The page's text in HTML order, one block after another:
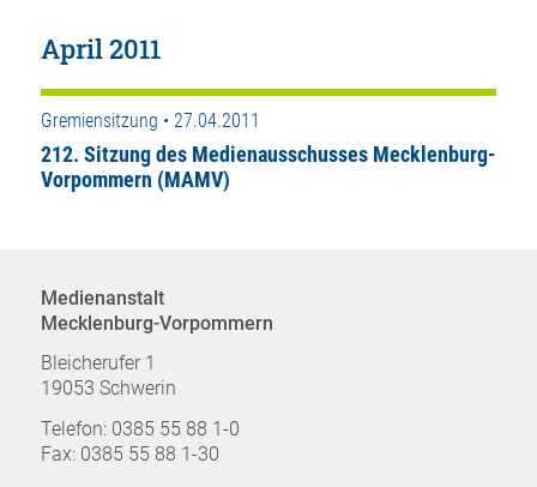
April 2011
Gremiensitzung • 27.04.2011
212. Sitzung des Medienausschusses Mecklenburg-
Vorpommern (MAMV)
Medienanstalt
Mecklenburg-Vorpommern
Bleicherufer 1
19053 Schwerin
Telefon: 0385 55 88 1-0
Fax: 0385 55 88 1-30